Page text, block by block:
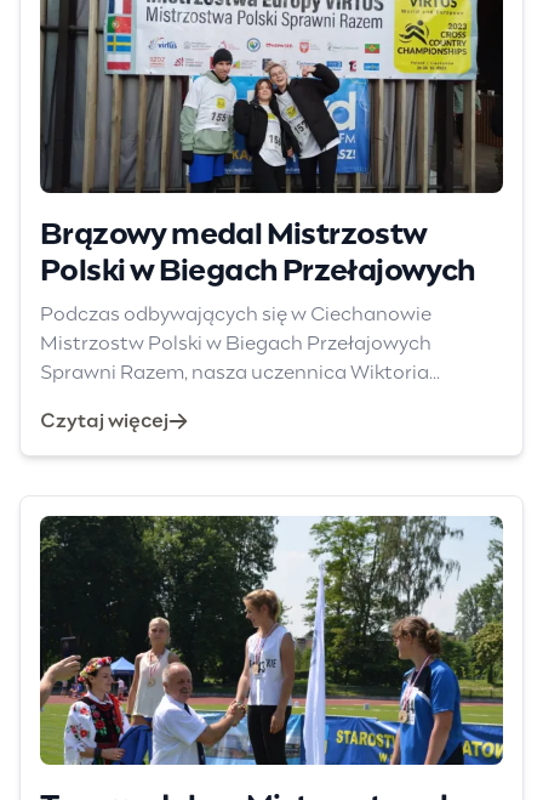
Brązowy medal Mistrzostw
Polski w Biegach Przełajowych
Podczas odbywających się w Ciechanowie
Mistrzostw Polski w Biegach Przełajowych
Sprawni Razem, nasza uczennica Wiktoria...
Czytaj więcej